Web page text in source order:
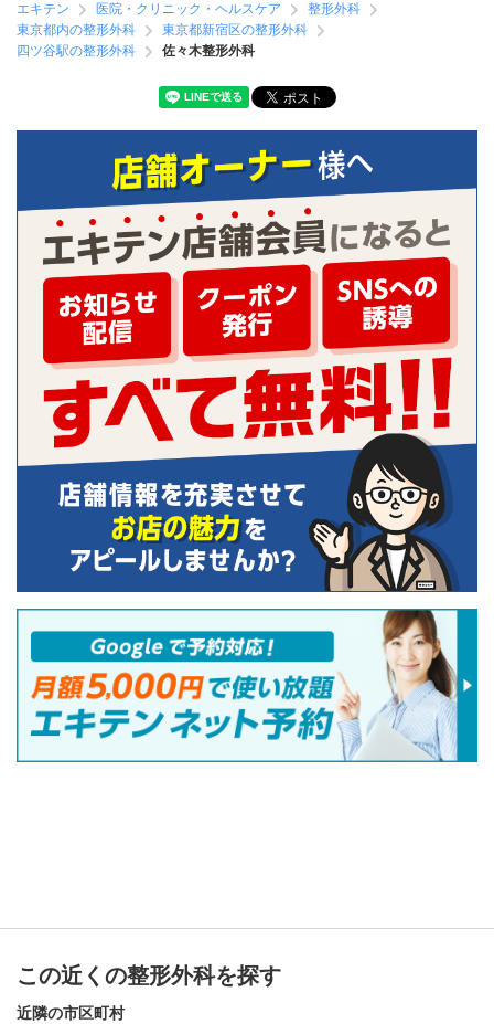
エキテン
医院・クリニック・ヘルスケア
整形外科
東京都内の整形外科
東京都新宿区の整形外科
四ツ谷駅の整形外科
佐々木整形外科
この近くの整形外科を探す
近隣の市区町村